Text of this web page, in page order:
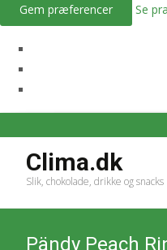
Gem præferencer Se
Clima.dk
Slik, chokolade, drikke og snacks
Pändy Peach